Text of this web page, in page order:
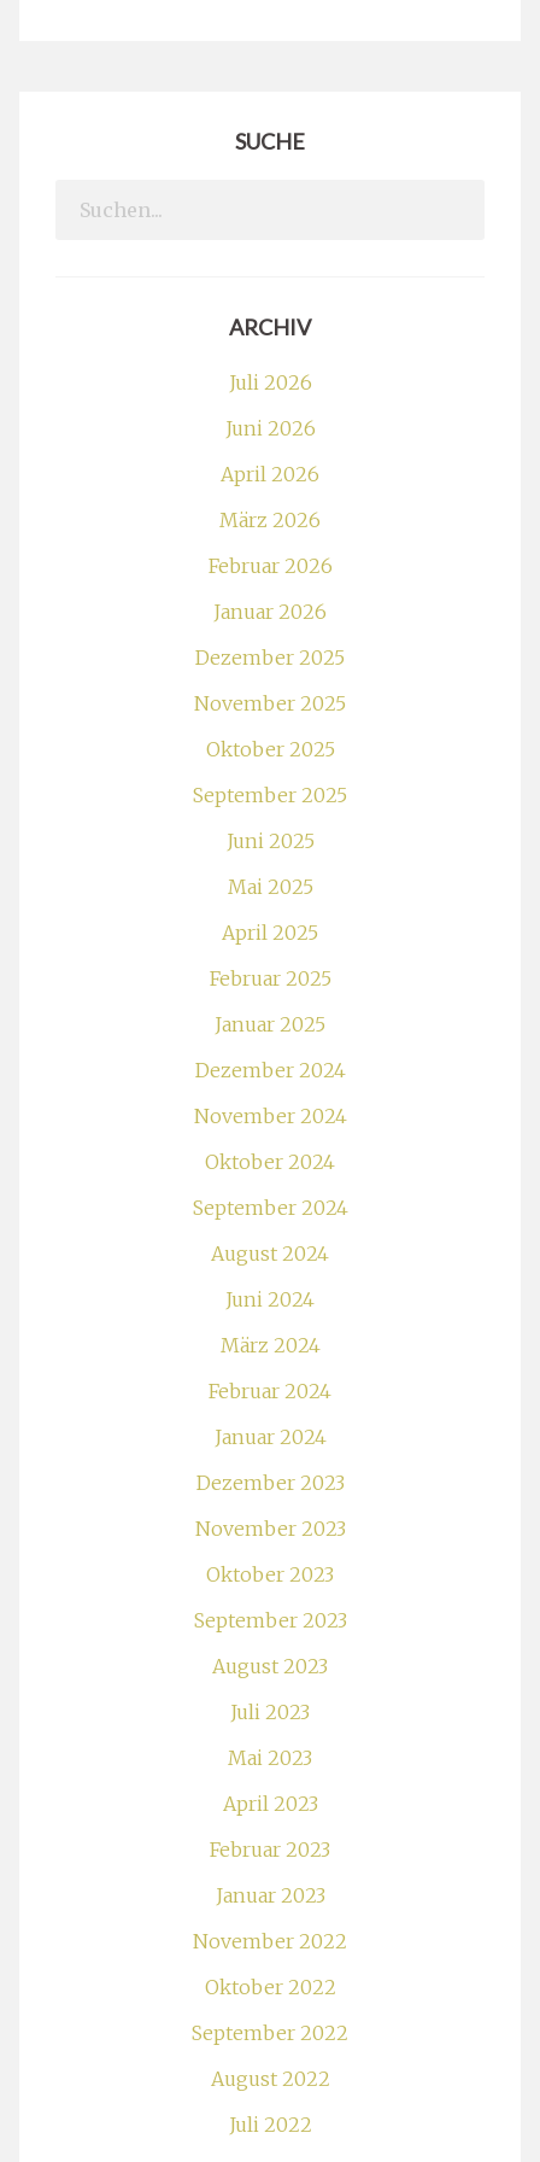
SUCHE
Search
ARCHIV
Juli 2026
Juni 2026
April 2026
März 2026
Februar 2026
Januar 2026
Dezember 2025
November 2025
Oktober 2025
September 2025
Juni 2025
Mai 2025
April 2025
Februar 2025
Januar 2025
Dezember 2024
November 2024
Oktober 2024
September 2024
August 2024
Juni 2024
März 2024
Februar 2024
Januar 2024
Dezember 2023
November 2023
Oktober 2023
September 2023
August 2023
Juli 2023
Mai 2023
April 2023
Februar 2023
Januar 2023
November 2022
Oktober 2022
September 2022
August 2022
Juli 2022